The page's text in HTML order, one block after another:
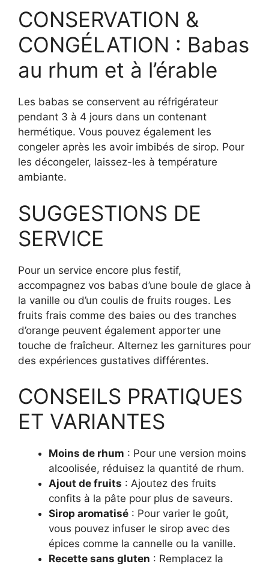
CONSERVATION &
CONGÉLATION : Babas
au rhum et à l’érable
Les babas se conservent au réfrigérateur
pendant 3 à 4 jours dans un contenant
hermétique. Vous pouvez également les
congeler après les avoir imbibés de sirop. Pour
les décongeler, laissez-les à température
ambiante.
SUGGESTIONS DE
SERVICE
Pour un service encore plus festif,
accompagnez vos babas d’une boule de glace à
la vanille ou d’un coulis de fruits rouges. Les
fruits frais comme des baies ou des tranches
d’orange peuvent également apporter une
touche de fraîcheur. Alternez les garnitures pour
des expériences gustatives différentes.
CONSEILS PRATIQUES
ET VARIANTES
Moins de rhum : Pour une version moins
alcoolisée, réduisez la quantité de rhum.
Ajout de fruits : Ajoutez des fruits
confits à la pâte pour plus de saveurs.
Sirop aromatisé : Pour varier le goût,
vous pouvez infuser le sirop avec des
épices comme la cannelle ou la vanille.
Recette sans gluten : Remplacez la